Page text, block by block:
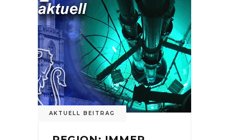
AKTUELL BEITRAG